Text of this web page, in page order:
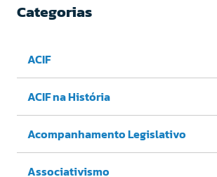
Categorias
ACIF
ACIF na História
Acompanhamento Legislativo
Associativismo